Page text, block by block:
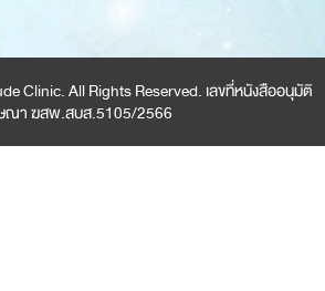
Clinic. All Rights Reserved. เลขที่หนังสืออนุมัติ
ณา ฆสพ.สบส.5105/2566